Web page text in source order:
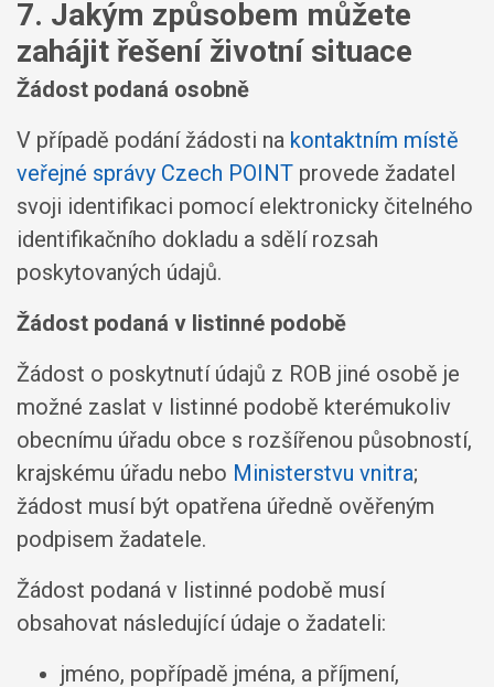
7. Jakým způsobem můžete
zahájit řešení životní situace
Žádost podaná osobně
V případě podání žádosti na kontaktním místě
veřejné správy Czech POINT provede žadatel
svoji identifikaci pomocí elektronicky čitelného
identifikačního dokladu a sdělí rozsah
poskytovaných údajů.
Žádost podaná v listinné podobě
Žádost o poskytnutí údajů z ROB jiné osobě je
možné zaslat v listinné podobě kterémukoliv
obecnímu úřadu obce s rozšířenou působností,
krajskému úřadu nebo Ministerstvu vnitra;
žádost musí být opatřena úředně ověřeným
podpisem žadatele.
Žádost podaná v listinné podobě musí
obsahovat následující údaje o žadateli:
jméno, popřípadě jména, a příjmení,